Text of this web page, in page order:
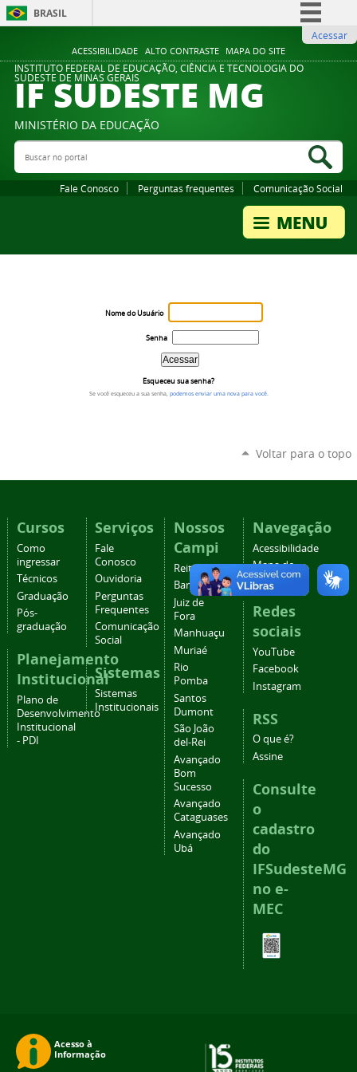
ACESSIBILIDADE ALTO CONTRASTE MAPA DO SITE
BRASIL
Comunica BR
Participe
Legislação
Acessar
INSTITUTO FEDERAL DE EDUCAÇÃO, CIÊNCIA E TECNOLOGIA DO
SUDESTE DE MINAS GERAIS
IF SUDESTE MG
MINISTÉRIO DA EDUCAÇÃO
Buscar no portal
Fale Conosco Perguntas frequentes Comunicação Social
Nome do Usuário
Senha
Esqueceu sua senha?
Se você esqueceu a sua senha, podemos enviar uma nova para você.
Voltar para o topo
Cursos
Como
ingressar
Técnicos
Graduação
Pós-
graduação
Planejamento
Institucional
Plano de
Desenvolvimento
Institucional
- PDI
Serviços
Fale
Conosco
Ouvidoria
Perguntas
Frequentes
Comunicação
Social
Sistemas
Sistemas
Institucionais
Nossos
Campi
Reitoria
Barbacena
Juiz de
Fora
Manhuaçu
Muriaé
Rio
Pomba
Santos
Dumont
São João
del-Rei
Avançado
Bom
Sucesso
Avançado
Cataguases
Avançado
Ubá
Navegação
Acessibilidade
Mapa do
site
Redes
sociais
YouTube
Facebook
Instagram
RSS
O que é?
Assine
Consulte
o
cadastro
do
IFSudesteMG
no e-
MEC